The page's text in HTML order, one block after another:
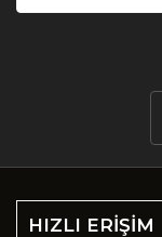
HIZLI ERİŞİM